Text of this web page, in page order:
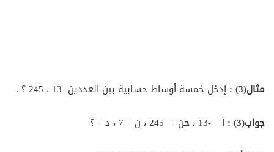
مثال(3 ) : إدخل خمسة أوساط حسابية بين العددين -13 ، 245 ؟ .
جواب(3 ) : أ = -13 ، حن = 245 ، ن = 7 ، د = ؟